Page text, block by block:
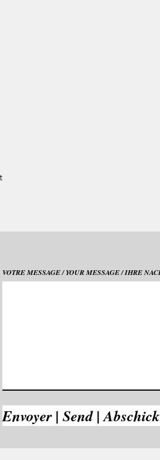
VOTRE MESSAGE / YOUR MESSAGE / IHRE
Envoyer | Send |